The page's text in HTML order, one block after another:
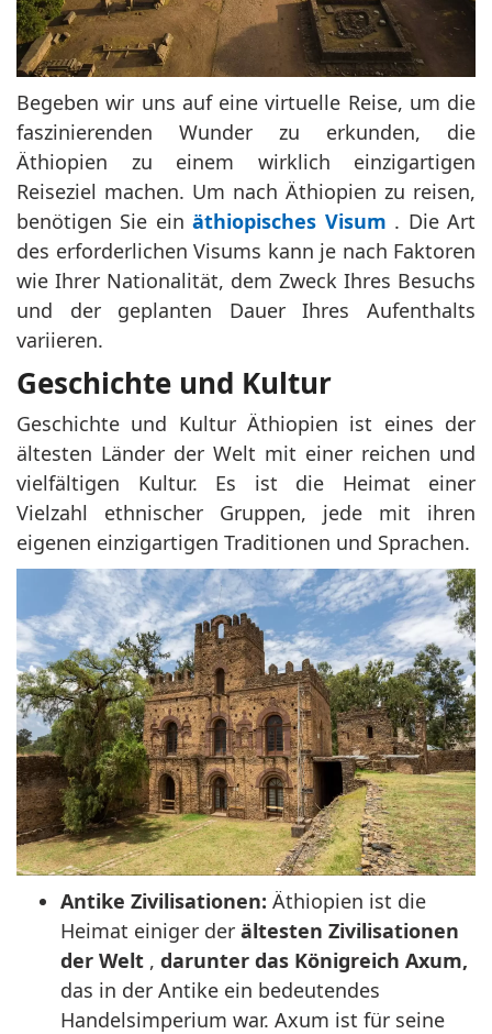
Begeben wir uns auf eine virtuelle Reise, um die
faszinierenden Wunder zu erkunden, die
Äthiopien zu einem wirklich einzigartigen
Reiseziel machen. Um nach Äthiopien zu reisen,
benötigen Sie einäthiopisches Visum . Die Art
des erforderlichen Visums kann je nach Faktoren
wie Ihrer Nationalität, dem Zweck Ihres Besuchs
und der geplanten Dauer Ihres Aufenthalts
variieren.
Geschichte und Kultur
Geschichte und Kultur Äthiopien ist eines der
ältesten Länder der Welt mit einer reichen und
vielfältigen Kultur. Es ist die Heimat einer
Vielzahl ethnischer Gruppen, jede mit ihren
eigenen einzigartigen Traditionen und Sprachen.
Antike Zivilisationen: Äthiopien ist die
Heimat einiger der ältesten Zivilisationen
der Welt , darunter das Königreich Axum,
das in der Antike ein bedeutendes
Handelsimperium war. Axum ist für seine